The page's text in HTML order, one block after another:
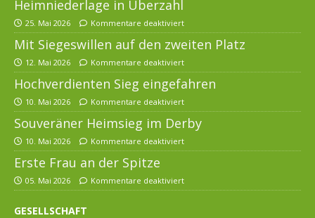
Heimniederlage in Überzahl
25. Mai 2026 Kommentare deaktiviert
Mit Siegeswillen auf den zweiten Platz
12. Mai 2026 Kommentare deaktiviert
Hochverdienten Sieg eingefahren
10. Mai 2026 Kommentare deaktiviert
Souveräner Heimsieg im Derby
10. Mai 2026 Kommentare deaktiviert
Erste Frau an der Spitze
05. Mai 2026 Kommentare deaktiviert
GESELLSCHAFT